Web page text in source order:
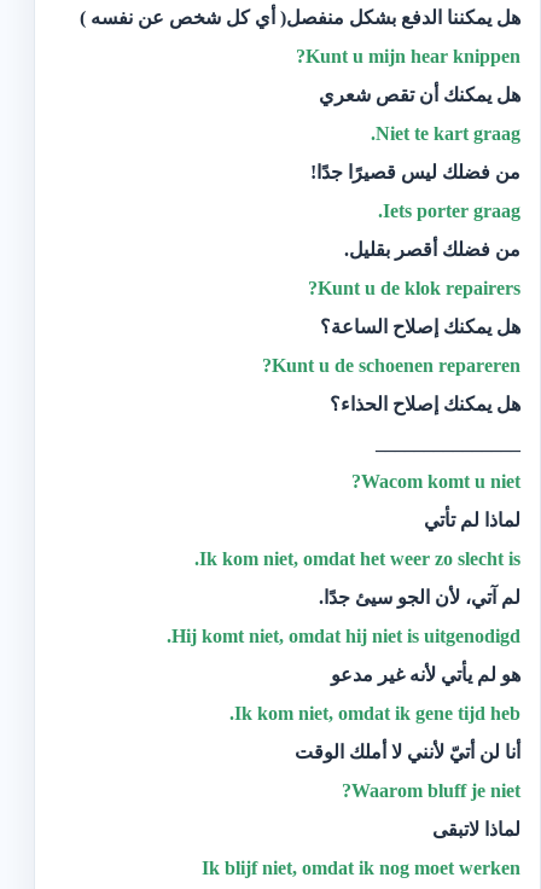
هل يمكننا الدفع بشكل منفصل( أي كل شخص عن نفسه )
Kunt u mijn hear knippen?
هل يمكنك أن تقص شعري
Niet te kart graag.
من فضلك ليس قصيرًا جدًا!‬
Iets porter graag.
من فضلك أقصر بقليل.
Kunt u de klok repairers?
هل يمكنك إصلاح الساعة؟
Kunt u de schoenen repareren?
هل يمكنك إصلاح الحذاء؟
Wacom komt u niet?
لماذا لم تأتي
Ik kom niet, omdat het weer zo slecht is.
‫لم آتي، لأن الجو سيئ جدًا.‬
Hij komt niet, omdat hij niet is uitgenodigd.
هو لم يأتي لأنه غير مدعو
Ik kom niet, omdat ik gene tijd heb.
أنا لن أتيّ لأنني لا أملك الوقت
Waarom bluff je niet?
لماذا لاتبقى
Ik blijf niet, omdat ik nog moet werken